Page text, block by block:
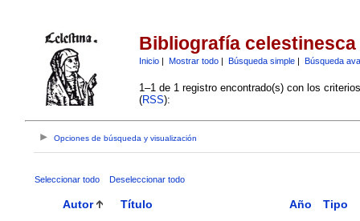
Bibliografía celestinesca
Inicio| Mostrar todo| Búsqueda simple| Búsqueda
1–1 de 1 registro encontrado(s) con los
(RSS):
Opciones de búsqueda y visualización
Seleccionar todo Deseleccionar todo
Autor Título Año Tipo